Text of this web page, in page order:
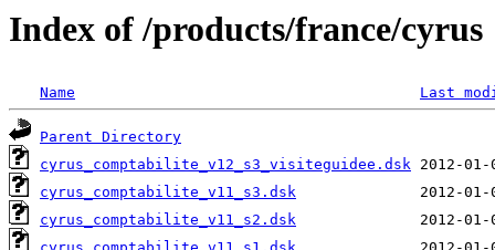
Index of /products/france/cyrus
Name Last
Parent Directory
cyrus_comptabilite_v12_s3_visiteguidee.dsk
cyrus_comptabilite_v11_s3.dsk
cyrus_comptabilite_v11_s2.dsk